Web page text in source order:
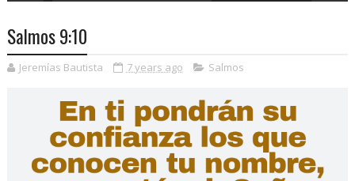
Salmos 9:10
Jeremías Bautista 7 years ago Salmos